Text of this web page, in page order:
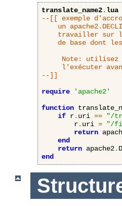
translate_name2.lua
--[[ exemple
Note: utilisez
l'exécuter
--]]
require
'apache2'
function
if r. uri == "/
        r
. uri =
"/
return
end
return apache2.
end